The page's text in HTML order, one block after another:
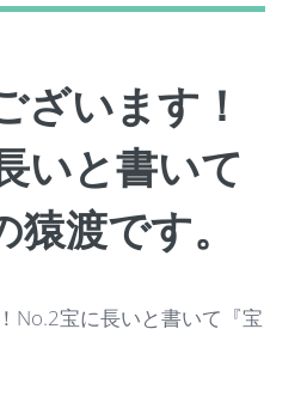
ざいます！
いと書いて
猿渡です。
No.2宝に長いと書いて『宝